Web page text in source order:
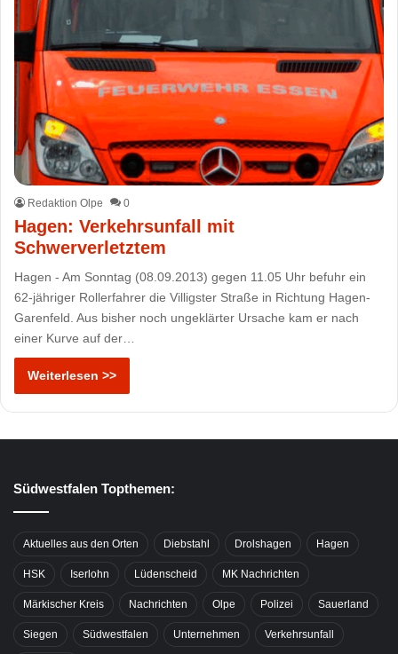
Redaktion Olpe 0
Hagen: Verkehrsunfall mit
Schwerverletztem
Hagen - Am Sonntag (08.09.2013) gegen 11.05 Uhr befuhr ein
62-jähriger Rollerfahrer die Villigster Straße in Richtung Hagen-
Garenfeld. Aus bisher noch ungeklärter Ursache kam er nach
einer Kurve auf der…
Weiterlesen >>
Südwestfalen Topthemen:
Aktuelles aus den Orten Diebstahl Drolshagen Hagen
HSK Iserlohn Lüdenscheid MK Nachrichten
Märkischer Kreis Nachrichten Olpe Polizei Sauerland
Siegen Südwestfalen Unternehmen Verkehrsunfall